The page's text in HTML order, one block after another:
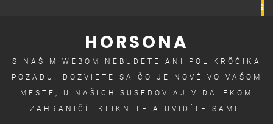
HORSONA
S NAŠIM WEBOM NEBUDETE ANI POL KRÔČIKA
POZADU. DOZVIETE SA ČO JE NOVÉ VO VAŠOM
MESTE, U NAŠICH SUSEDOV AJ V ĎALEKOM
ZAHRANIČÍ. KLIKNITE A UVIDÍTE SAMI.